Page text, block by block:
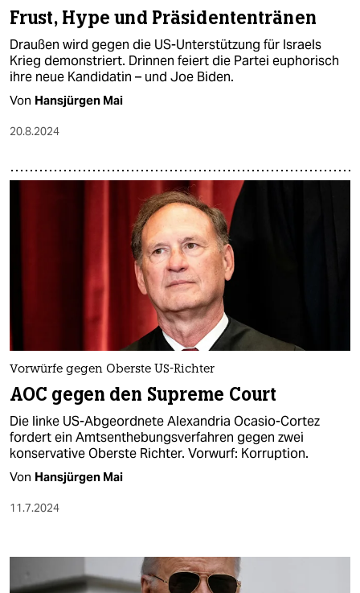
Frust, Hype und Präsidententränen
Draußen wird gegen die US-Unterstützung für Israels
Krieg demonstriert. Drinnen feiert die Partei euphorisch
ihre neue Kandidatin – und Joe Biden.
Von Hansjürgen Mai
20.8.2024
Vorwürfe gegen Oberste US-Richter
AOC gegen den Supreme Court
Die linke US-Abgeordnete Alexandria Ocasio-Cortez
fordert ein Amtsenthebungsverfahren gegen zwei
konservative Oberste Richter. Vorwurf: Korruption.
Von Hansjürgen Mai
11.7.2024